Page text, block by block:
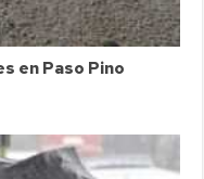
en Paso Pino